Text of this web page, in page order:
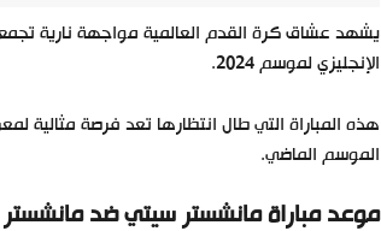
يشهد عشاق كرة القدم العالمية مواجهة نارية
الإنجليزي لموسم 2024.
هذه المباراة التي طال انتظارها تعد فرصة مثالية
الموسم الماضي.
موعد مباراة مانشستر سيتي ضد مانشستر